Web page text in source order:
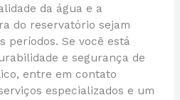
da água e a
do reservatório sejam
períodos. Se você está
e segurança de
entre em contato
especializados e um